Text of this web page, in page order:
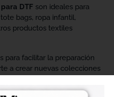
DTF son ideales para
bags, ropa infantil,
productos textiles
para facilitar la preparación
a crear nuevas colecciones
a tus necesidades, preparar